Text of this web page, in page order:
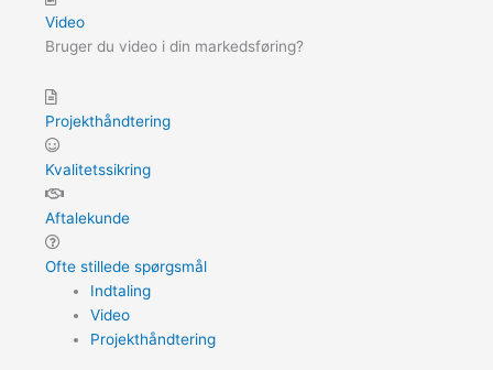
Video
Bruger du video i din markedsføring?
Projekthåndtering
Kvalitetssikring
Aftalekunde
Ofte stillede spørgsmål
Indtaling
Video
Projekthåndtering